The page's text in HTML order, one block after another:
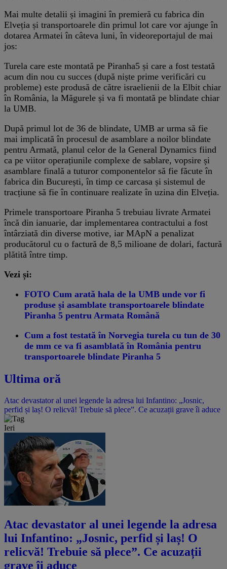
Mai multe detalii și imagini în premieră cu fabrica din
Elveția și transportoarele din primul lot care vor ajunge în
dotarea Armatei în câteva luni, în videoreportajul de mai
jos:
Turela care este montată pe Piranha5 și care a fost testată
acum din nou cu succes (după niște prime verificări cu
probleme) este produsă de către israelienii de la Elbit chiar
în România, la Măgurele și va fi montată pe blindate chiar
la UMB.
După primul lot de 36 de blindate, UMB ar urma să fie
mai implicată în procesul de asamblare a noilor blindate
pentru Armată, planul celor de la General Dynamics fiind
ca pe viitor operațiunile complexe de sablare, vopsire și
asamblare finală a tuturor componentelor să fie făcute în
fabrica din București, în timp ce carcasa și sistemul de
tracțiune să fie în continuare realizate în uzina din Elveția.
Primele transportoare Piranha 5 trebuiau livrate Armatei
încă din ianuarie, dar implementarea contractului a fost
întârziată din diverse motive, iar MApN a penalizat
producătorul cu o factură de 8,5 milioane de dolari, factură
plătită între timp.
Vezi și:
FOTO Cum arată hala de la UMB unde vor fi
produse și asamblate transportoarele blindate
Piranha 5 pentru Armata Română
Cum a fost testată în Norvegia turela cu tun de 30
de mm ce va fi asamblată în România pentru
transportoarele blindate Piranha 5
Ultima oră
Atac devastator al unei legende la adresa lui Infantino: „Josnic,
perfid și laș! O relicvă! Trebuie să plece”. Ce acuzații grave îi aduce
Ieri
Atac devastator al unei legende la adresa
lui Infantino: „Josnic, perfid și laș! O
relicvă! Trebuie să plece”. Ce acuzații
grave îi aduce